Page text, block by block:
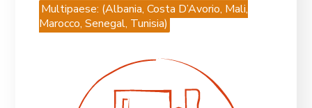
Multipaese: (Albania, Costa D’Avorio, Mali,
Marocco, Senegal, Tunisia)